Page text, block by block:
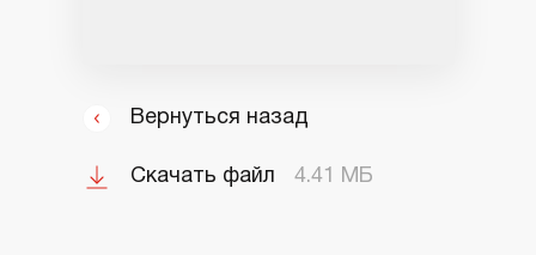
Вернуться назад
Скачать файл 4.41 МБ